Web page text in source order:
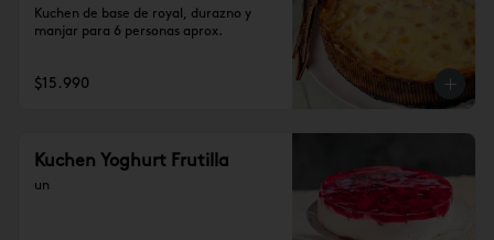
Kuchen de base de royal, durazno y
manjar para 6 personas aprox.
$15.990
Kuchen Yoghurt Frutilla
un